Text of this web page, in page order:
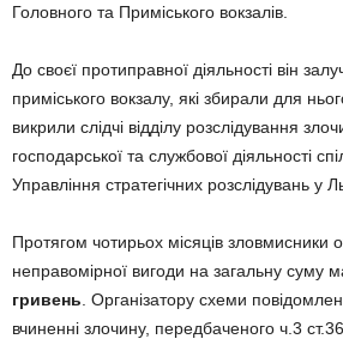
Головного та Приміського вокзалів.
До своєї протиправної діяльності він
приміського вокзалу, які збирали для
викрили слідчі відділу розслідування
господарської та службової діяльності
Управління стратегічних розслідувань у
Протягом чотирьох місяців зловмисники
неправомірної вигоди на загальну суму
гривень . Організатору схеми
вчиненні злочину, передбаченого ч.3